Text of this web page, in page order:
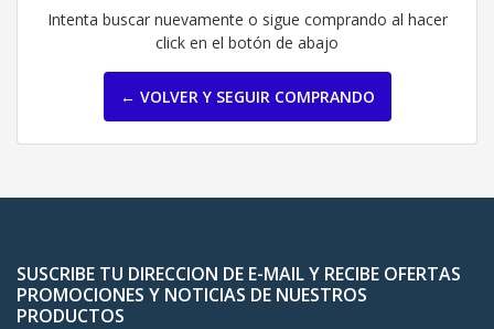
Intenta buscar nuevamente o sigue comprando al hacer
click en el botón de abajo
← VOLVER Y SEGUIR COMPRANDO
SUSCRIBE TU DIRECCION DE E-MAIL Y RECIBE OFERTAS
PROMOCIONES Y NOTICIAS DE NUESTROS
PRODUCTOS